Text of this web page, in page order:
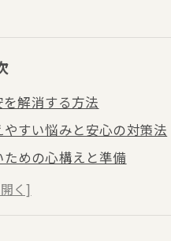
解消する方法
すい悩みと安心の対策法
めの心構えと準備
安の正体と解消法
買取を安心して始めるコ